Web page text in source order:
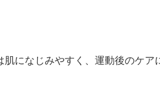
になじみやすく、運動後のケ